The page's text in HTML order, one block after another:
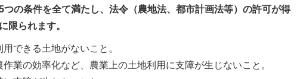
つの条件を全て満たし、法令（農地法、都市計画法等）の許可が得
限られます。
できる土地がないこと。
業の効率化など、農業上の土地利用に支障が生じないこと。